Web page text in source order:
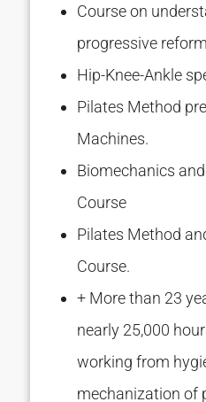
Course on
progressive
Hip-Knee-Ankle
Pilates Method
Machines.
Biomechanics
Course
Pilates Method
Course.
+ More than 23
nearly 25,000
working from
mechanization of